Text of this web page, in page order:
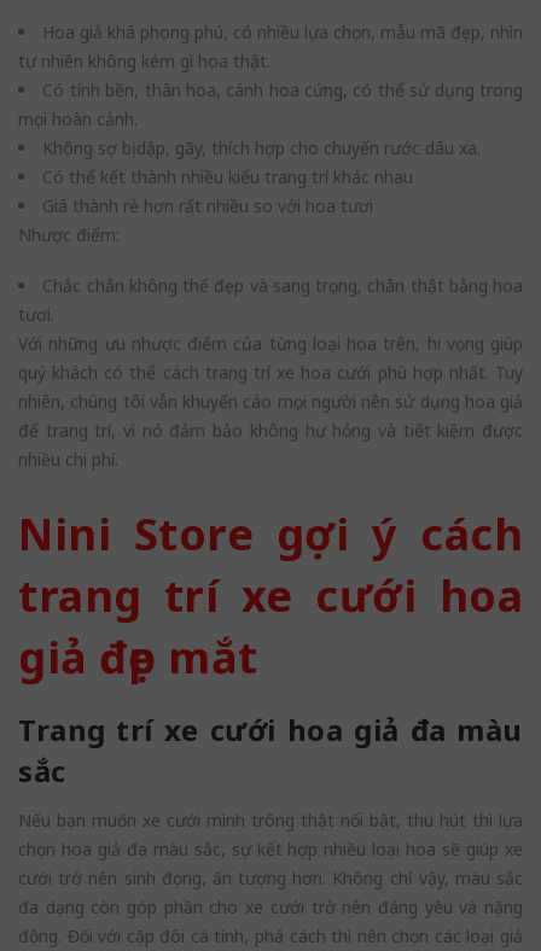
Hoa giả khá phong phú, có nhiều lựa chọn, mẫu mã đẹp, nhìn
tự nhiên không kém gì hoa thật.
Có tính bền, thân hoa, cánh hoa cứng, có thể sử dụng trong
mọi hoàn cảnh.
Không sợ bị dập, gãy, thích hợp cho chuyến rước dâu xa.
Có thể kết thành nhiều kiểu trang trí khác nhau
Giá thành rẻ hơn rất nhiều so với hoa tươi
Nhược điểm:
Chắc chắn không thể đẹp và sang trọng, chân thật bằng hoa
tươi.
Với những ưu nhược điểm của từng loại hoa trên, hi vọng giúp
quý khách có thể cách trang trí xe hoa cưới phù hợp nhất. Tuy
nhiên, chúng tôi vẫn khuyến cáo mọi người nên sử dụng hoa giả
để trang trí, vì nó đảm bảo không hư hỏng và tiết kiệm được
nhiều chi phí.
Nini Store gợi ý cách
trang trí xe cưới hoa
giả đẹp mắt
Trang trí xe cưới hoa giả đa màu
sắc
Nếu bạn muốn xe cưới mình trông thật nổi bật, thu hút thì lựa
chọn hoa giả đa màu sắc, sự kết hợp nhiều loại hoa sẽ giúp xe
cưới trở nên sinh đọng, ấn tượng hơn. Không chỉ vậy, màu sắc
đa dạng còn góp phần cho xe cưới trở nên đáng yêu và nặng
động. Đối với cặp đôi cá tính, phá cách thì nên chọn các loại giả